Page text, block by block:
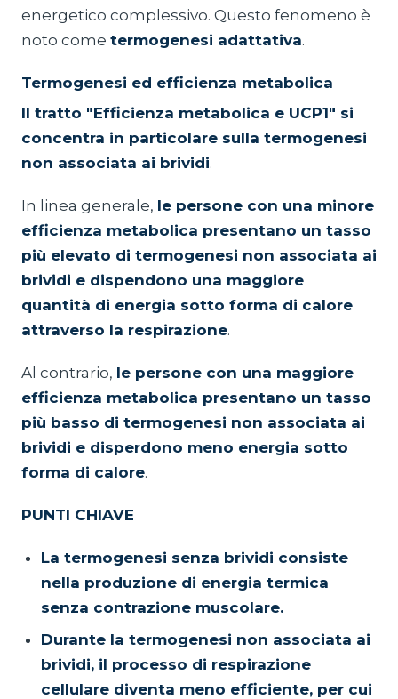
energetico complessivo. Questo fenomeno è
noto come termogenesi adattativa.
Termogenesi ed efficienza metabolica
Il tratto "Efficienza metabolica e UCP1" si
concentra in particolare sulla termogenesi
non associata ai brividi.
In linea generale, le persone con una minore
efficienza metabolica presentano un tasso
più elevato di termogenesi non associata ai
brividi e dispendono una maggiore
quantità di energia sotto forma di calore
attraverso la respirazione.
Al contrario, le persone con una maggiore
efficienza metabolica presentano un tasso
più basso di termogenesi non associata ai
brividi e disperdono meno energia sotto
forma di calore.
PUNTI CHIAVE
La termogenesi senza brividi consiste
nella produzione di energia termica
senza contrazione muscolare.
Durante la termogenesi non associata ai
brividi, il processo di respirazione
cellulare diventa meno efficiente, per cui